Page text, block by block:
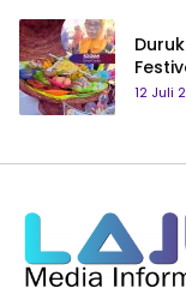
12 Juli